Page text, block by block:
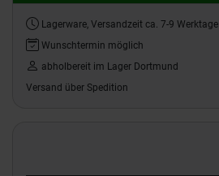
Lagerware, Versandzeit ca. 7-9 Werktage
Wunschtermin möglich
abholbereit im Lager Dortmund
Versand über Spedition